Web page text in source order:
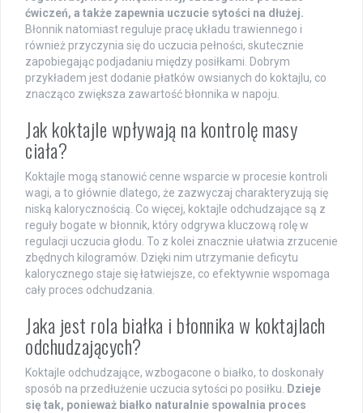
ćwiczeń, a także zapewnia uczucie sytości na dłużej.
Błonnik natomiast reguluje pracę układu trawiennego i
również przyczynia się do uczucia pełności, skutecznie
zapobiegając podjadaniu między posiłkami. Dobrym
przykładem jest dodanie płatków owsianych do koktajlu, co
znacząco zwiększa zawartość błonnika w napoju.
Jak koktajle wpływają na kontrolę masy
ciała?
Koktajle mogą stanowić cenne wsparcie w procesie kontroli
wagi, a to głównie dlatego, że zazwyczaj charakteryzują się
niską kalorycznością. Co więcej, koktajle odchudzające są z
reguły bogate w błonnik, który odgrywa kluczową rolę w
regulacji uczucia głodu. To z kolei znacznie ułatwia zrzucenie
zbędnych kilogramów. Dzięki nim utrzymanie deficytu
kalorycznego staje się łatwiejsze, co efektywnie wspomaga
cały proces odchudzania.
Jaka jest rola białka i błonnika w koktajlach
odchudzających?
Koktajle odchudzające, wzbogacone o białko, to doskonały
sposób na przedłużenie uczucia sytości po posiłku.
Dzieje
się tak, ponieważ białko naturalnie spowalnia proces